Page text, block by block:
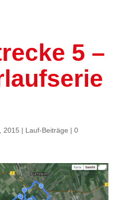
5 –
2015 | Lauf-Beiträge | 0